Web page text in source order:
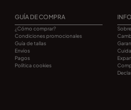
GUÍA DE COMPRA
¿Cómo comprar?
Condiciones promocionales
Guía de tallas
Envíos
Pagos
Política cookies